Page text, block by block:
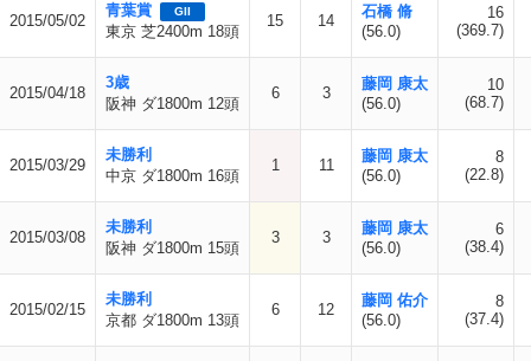
2015/05/02
青葉賞 GII
東京 芝2400m 18頭
15 14
石橋 脩
(56.0)
16
(369.7)
2015/04/18
3歳
阪神 ダ1800m 12頭
6 3
藤岡 康太
(56.0)
10
(68.7)
2015/03/29
未勝利
中京 ダ1800m 16頭
1 11
藤岡 康太
(56.0)
8
(22.8)
2015/03/08
未勝利
阪神 ダ1800m 15頭
3 3
藤岡 康太
(56.0)
6
(38.4)
2015/02/15
未勝利
京都 ダ1800m 13頭
6 12
藤岡 佑介
(56.0)
8
(37.4)